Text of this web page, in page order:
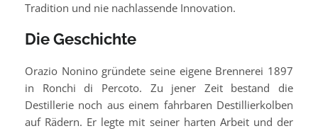
Tradition und nie nachlassende Innovation.
Die Geschichte
Orazio Nonino gründete seine eigene Brennerei 1897
in Ronchi di Percoto. Zu jener Zeit bestand die
Destillerie noch aus einem fahrbaren Destillierkolben
auf Rädern. Er legte mit seiner harten Arbeit und der